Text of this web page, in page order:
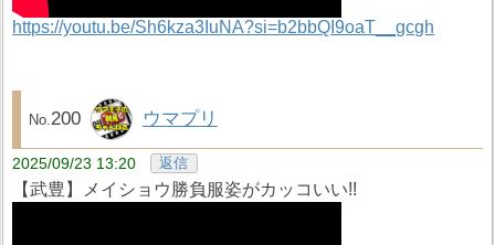
https://youtu.be/Sh6kza3IuNA?si=b2bbQI9oaT__gcgh
200 ウマプリ
2025/09/23 13:20 返信
【武豊】メイショウ勝負服姿がカッコいい!!